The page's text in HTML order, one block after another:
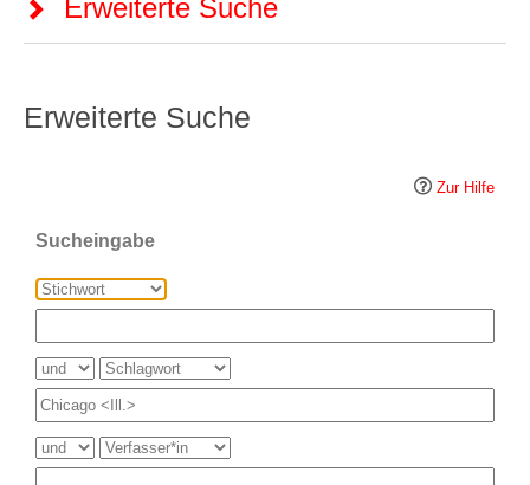
Erweiterte Suche
Erweiterte Suche
Zur Hilfe
Sucheingabe